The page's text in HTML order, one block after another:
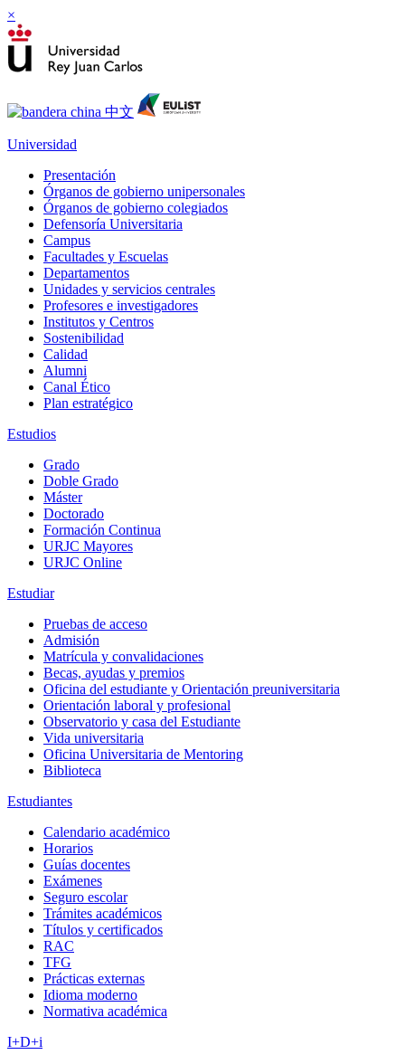
×
Universidad
Presentación
Órganos de gobierno unipersonales
Órganos de gobierno colegiados
Defensoría Universitaria
Campus
Facultades y Escuelas
Departamentos
Unidades y servicios centrales
Profesores e investigadores
Institutos y Centros
Sostenibilidad
Calidad
Alumni
Canal Ético
Plan estratégico
Estudios
Grado
Doble Grado
Máster
Doctorado
Formación Continua
URJC Mayores
URJC Online
Estudiar
Pruebas de acceso
Admisión
Matrícula y convalidaciones
Becas, ayudas y premios
Oficina del estudiante y Orientación preuniversitaria
Orientación laboral y profesional
Observatorio y casa del Estudiante
Vida universitaria
Oficina Universitaria de Mentoring
Biblioteca
Estudiantes
Calendario académico
Horarios
Guías docentes
Exámenes
Seguro escolar
Trámites académicos
Títulos y certificados
RAC
TFG
Prácticas externas
Idioma moderno
Normativa académica
I+D+i